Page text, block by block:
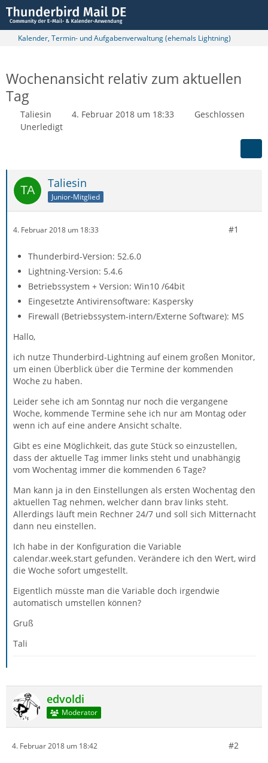
Kalender, Termin- und Aufgabenverwaltung (ehemals Lightning)
Wochenansicht relativ zum aktuellen
Tag
Taliesin 4. Februar 2018 um 18:33
Geschlossen
Unerledigt
Taliesin
Junior-Mitglied
4. Februar 2018 um 18:33 #1
Thunderbird-Version: 52.6.0
Lightning-Version: 5.4.6
Betriebssystem + Version: Win10 /64bit
Eingesetzte Antivirensoftware: Kaspersky
Firewall (Betriebssystem-intern/Externe Software): MS
Hallo,
ich nutze Thunderbird-Lightning auf einem großen Monitor,
um einen Überblick über die Termine der kommenden
Woche zu haben.
Leider sehe ich am Sonntag nur noch die vergangene
Woche, kommende Termine sehe ich nur am Montag oder
wenn ich auf eine andere Ansicht schalte.
Gibt es eine Möglichkeit, das gute Stück so einzustellen,
dass der aktuelle Tag immer links steht und unabhängig
vom Wochentag immer die kommenden 6 Tage?
Man kann ja in den Einstellungen als ersten Wochentag den
aktuellen Tag nehmen, welcher dann brav links steht.
Allerdings läuft mein Rechner 24/7 und soll sich Mitternacht
dann neu einstellen.
Ich habe in der Konfiguration die Variable
calendar.week.start gefunden. Verändere ich den Wert, wird
die Woche sofort umgestellt.
Eigentlich müsste man die Variable doch irgendwie
automatisch umstellen können?
Gruß
Tali
edvoldi
Moderator
4. Februar 2018 um 18:42 #2